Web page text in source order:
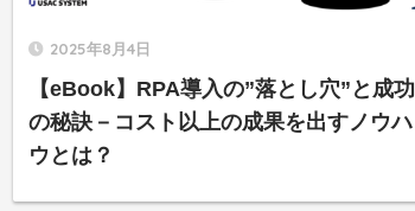
2025年8月4日
【eBook】RPA導入の”落とし穴”と成功
の秘訣－コスト以上の成果を出すノウハ
ウとは？